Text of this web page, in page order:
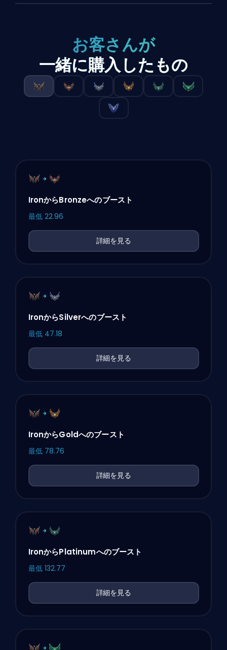
お客さんが
一緒に購入したもの
IronからBronzeへのブースト
最低 22.96
詳細を見る
IronからSilverへのブースト
最低 47.18
詳細を見る
IronからGoldへのブースト
最低 78.76
詳細を見る
IronからPlatinumへのブースト
最低 132.77
詳細を見る